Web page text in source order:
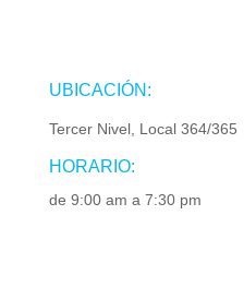
UBICACIÓN:
Tercer Nivel, Local 364/365
HORARIO:
de 9:00 am a 7:30 pm